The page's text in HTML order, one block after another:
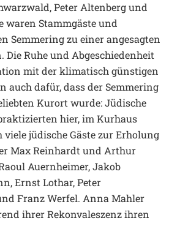
Peter Altenberg und
waren Stammgäste und
Semmering zu einer angesagten
Die Ruhe und Abgeschiedenheit
mit der klimatisch günstigen
auch dafür, dass der Semmering
Kurort wurde: Jüdische
hier, im Kurhaus
viele jüdische Gäste zur Erholung
Max Reinhardt und Arthur
Auernheimer, Jakob
Ernst Lothar, Peter
Franz Werfel. Anna Mahler
ihrer Rekonvaleszenz ihren